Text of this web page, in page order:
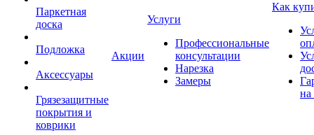
Паркетная
доска
Подложка
Аксессуары
Грязезащитные
покрытия и
коврики
Акции
Услуги
Профессиональные
консультации
Нарезка
Замеры
Как
на